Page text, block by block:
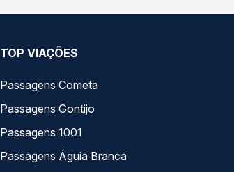
TOP VIAÇÕES
Passagens Cometa
Passagens Gontijo
Passagens 1001
Passagens Águia Branca